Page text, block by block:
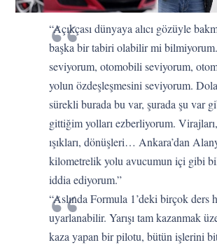
“Açıkçası dünyaya alıcı gözüyle
başka bir tabiri olabilir mi
seviyorum, otomobili seviyorum,
yolun özdeşleşmesini seviyorum.
sürekli burada bu var, şurada şu var
gittiğim yolları ezberliyorum.
ışıkları, dönüşleri… Ankara’dan
kilometrelik yolu avucumun içi gibi
iddia ediyorum.”
“Aslında Formula 1’deki birçok ders
uyarlanabilir. Yarışı tam kazanmak
kaza yapan bir pilotu, bütün işlerini